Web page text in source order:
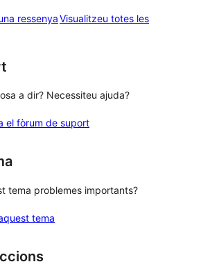
ressenyaVisualitzeu totes lesressenyes
a dir? Necessiteu ajuda?
el fòrum de suport
tema problemes importants?
tema